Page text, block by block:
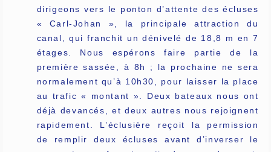
dirigeons vers le ponton d’attente des écluses
« Carl-Johan », la principale attraction du
canal, qui franchit un dénivelé de 18,8 m en 7
étages. Nous espérons faire partie de la
première sassée, à 8h ; la prochaine ne sera
normalement qu’à 10h30, pour laisser la place
au trafic « montant ». Deux bateaux nous ont
déjà devancés, et deux autres nous rejoignent
rapidement. L’éclusière reçoit la permission
de remplir deux écluses avant d’inverser le